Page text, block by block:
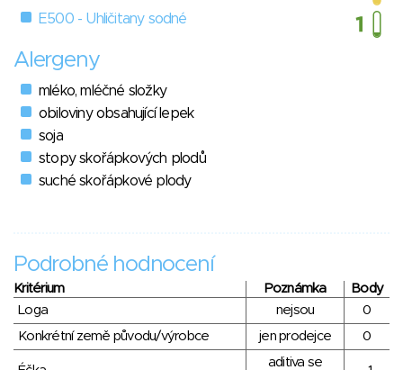
E500 - Uhličitany sodné
Alergeny
mléko, mléčné složky
obiloviny obsahující lepek
soja
stopy skořápkových plodů
suché skořápkové plody
Podrobné hodnocení
Kritérium Poznámka
Body
Loga
nejsou
0
Konkrétní země původu/výrobce
jen prodejce 0
aditiva se